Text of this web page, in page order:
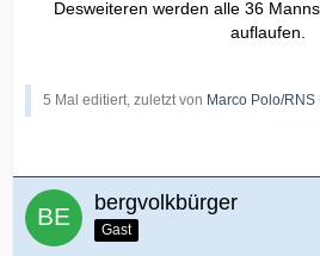
Desweiteren werden alle 36
auflaufen.
5 Mal editiert, zuletzt von Marco Polo/RNS
bergvolkbürger
Gast